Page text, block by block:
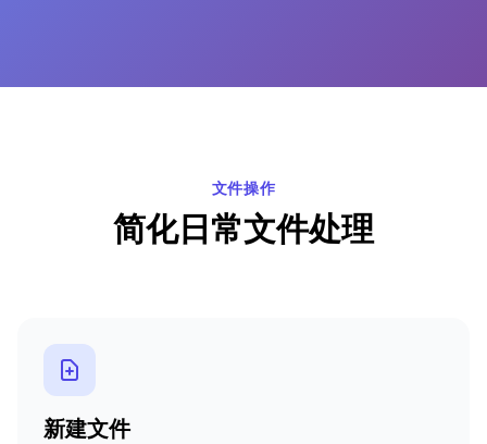
文件操作
简化日常文件处理
新建文件